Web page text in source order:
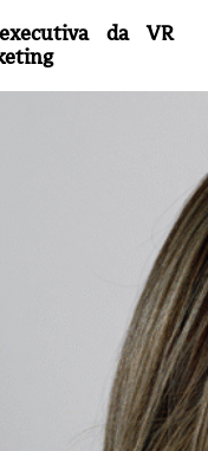
da VR